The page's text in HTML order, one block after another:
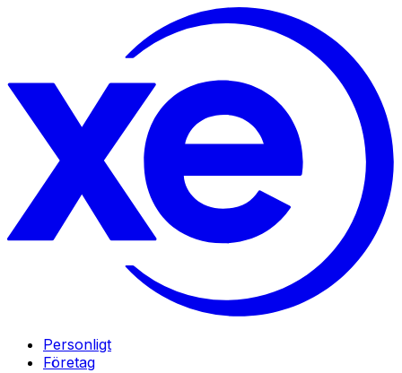
Personligt
Företag